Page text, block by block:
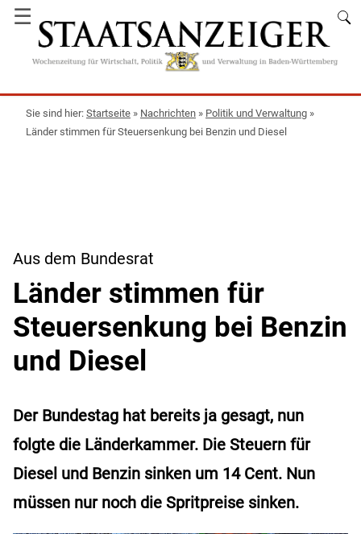
☰
Startseite » Nachrichten » Politik und Verwaltung »
Länder stimmen für Steuersenkung bei Benzin und Diesel
Aus dem Bundesrat
Länder stimmen für
Steuersenkung bei Benzin
und Diesel
Der Bundestag hat bereits ja gesagt, nun
folgte die Länderkammer. Die Steuern für
Diesel und Benzin sinken um 14 Cent. Nun
müssen nur noch die Spritpreise sinken.